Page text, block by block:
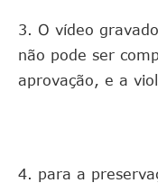
3. O vídeo
não pode ser
aprovação, e a
4. para a